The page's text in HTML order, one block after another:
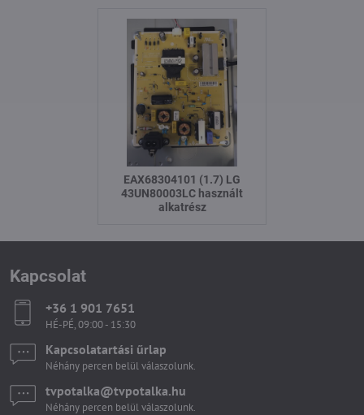
EAX68304101 (1.7) LG
43UN80003LC használt
alkatrész
Kapcsolat
+36 1 901 7651
HÉ-PÉ, 09:00 - 15:30
Kapcsolatartási űrlap
Néhány percen belül válaszolunk.
tvpotalka​@tvpotalka​.hu
Néhány percen belül válaszolunk.